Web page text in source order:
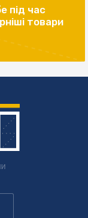
під час
товари